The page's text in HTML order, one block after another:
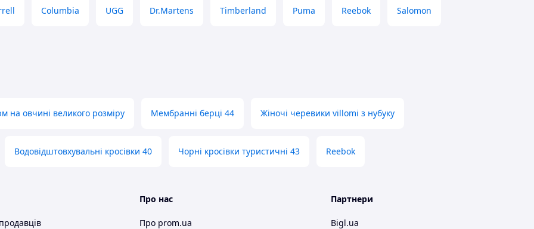
Columbia UGG Dr.Martens Timberland Puma Reebok Salomon
на овчині великого розміру Мембранні берці 44 Жіночі черевики villomi з нубуку
Водовідштовхувальні кросівки 40 Чорні кросівки туристичні 43 Reebok
Про нас
Про prom.ua
Партнери
Bigl.ua